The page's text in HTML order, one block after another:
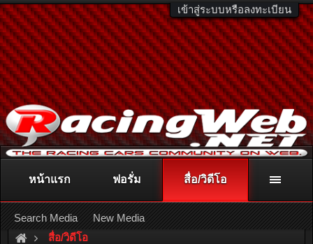
เข้าสู่ระบบหรือลงทะเบียน
ติดต่อลงโฆษณา racingweb@gmail.comหรือโทร. 081-811-1138
หรืออ่านรายละเอียดเพิ่มเติม คลิกที่นี่
สื่อ/วิดีโอ
หน้าแรก ฟอรั่ม สื่อ/วิดีโอ
Search Media New Media